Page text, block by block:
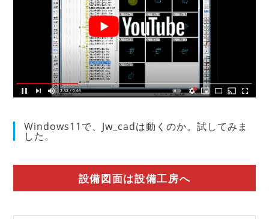
Windows11で、Jw_cadは動くのか。試してみま
した。
設備図面は設備工房へ